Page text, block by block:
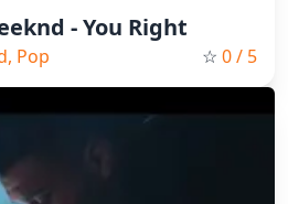
- You Right
Pop ☆ 0/ 5